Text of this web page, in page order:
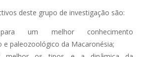
deste grupo de investigação são:
um melhor conhecimento
e paleozoológico da Macaronésia;